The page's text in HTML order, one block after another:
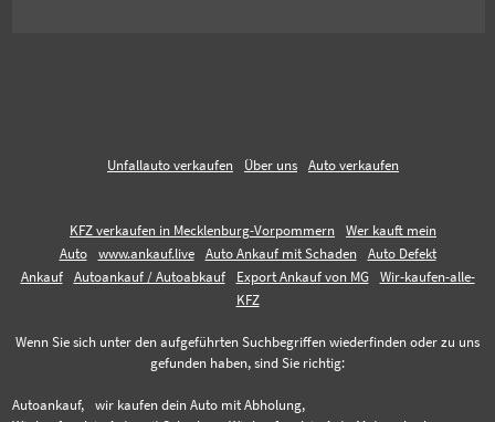
Unfallauto verkaufen Über uns Auto verkaufen
KFZ verkaufen in Mecklenburg-Vorpommern
Wer kauft mein
Auto
www.ankauf.live Auto Ankauf mit Schaden
Auto Defekt
Ankauf
Autoankauf / Autoabkauf Export Ankauf von MG
Wir-kaufen-alle-
KFZ
Wenn Sie sich unter den aufgeführten Suchbegriffen wiederfinden oder zu uns
gefunden haben, sind Sie richtig:
Autoankauf,
wir kaufen dein Auto mit Abholung,